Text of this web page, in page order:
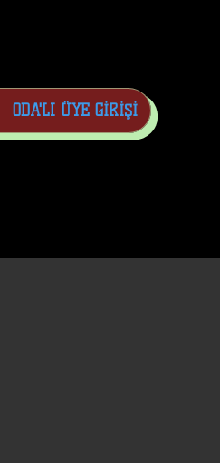
ODA'LI ÜYE GİRİŞİ